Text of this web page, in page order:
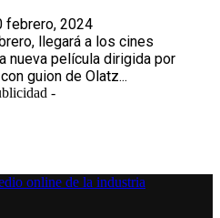
febrero, 2024
llegará a los cines
nueva película dirigida por
guion de Olatz...
-